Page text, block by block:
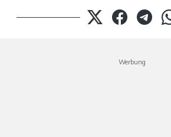
Werbung